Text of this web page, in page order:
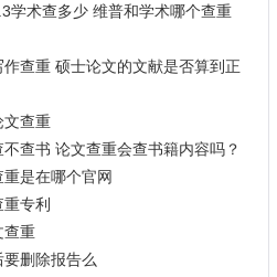
学术查多少 维普和学术哪个查重
查重 硕士论文的文献是否算到正
文查重
查书 论文查重会查书籍内容吗？
是在哪个官网
专利
查重
删除报告么